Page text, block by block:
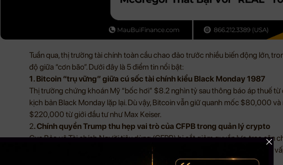
Tuần qua, thị trường tài chính toàn cầu chao đảo trước nhiều biến động lớn,
độ giữa “cơn bão”. Dưới đây là 5 điểm tin nổi bật:
1. Bitcoin “trụ vững” giữa cú sốc tài chính kiểu Black Monday 1987
Thị trường chứng khoán Mỹ “bốc hơi” $8.2 nghìn tỷ sau thông báo áp thuế từ
kịch bản Black Monday lặp lại. Dù vậy, Bitcoin vẫn giữ quanh mốc $80,000
$220,000 từ giới đầu tư như Max Keiser.
2. Chính quyền Trump thu hẹp vai trò của CFPB trong quản lý crypto
Cục Bảo vệ Tài chính Người tiêu dùng (CFPB) bị cắt giảm quyền lực, trao sân
bang lớn như New York, California. Elon Musk và nhóm “chính phủ hiệu quả”